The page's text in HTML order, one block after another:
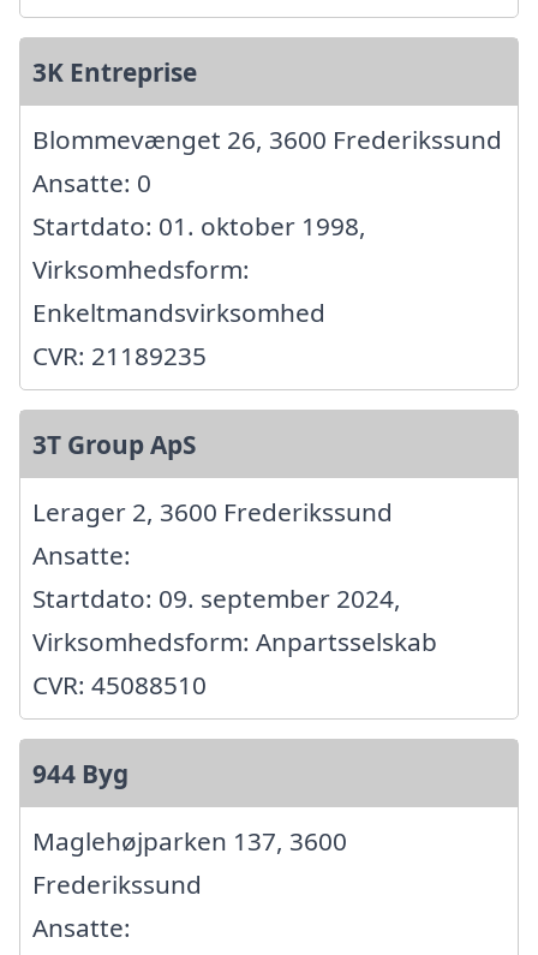
3K Entreprise
Blommevænget 26, 3600 Frederikssund
Ansatte: 0
Startdato: 01. oktober 1998,
Virksomhedsform:
Enkeltmandsvirksomhed
CVR: 21189235
3T Group ApS
Lerager 2, 3600 Frederikssund
Ansatte:
Startdato: 09. september 2024,
Virksomhedsform: Anpartsselskab
CVR: 45088510
944 Byg
Maglehøjparken 137, 3600
Frederikssund
Ansatte: